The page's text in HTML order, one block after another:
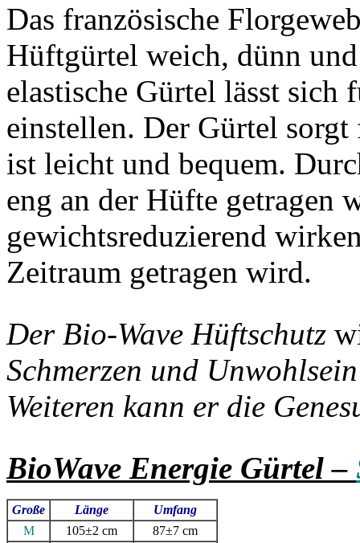
Das französische
Hüftgürtel weich, dünn und
elastische Gürtel lässt sich
einstellen. Der Gürtel
ist leicht und bequem.
eng an der Hüfte getragen
gewichtsreduzierend
Zeitraum getragen wird.
Der Bio-Wave Hüftschutz
Schmerzen und
Weiteren kann er die
BioWave Energie Gürtel –
Große Länge
Umfang
M
105±2 cm
87±7 cm